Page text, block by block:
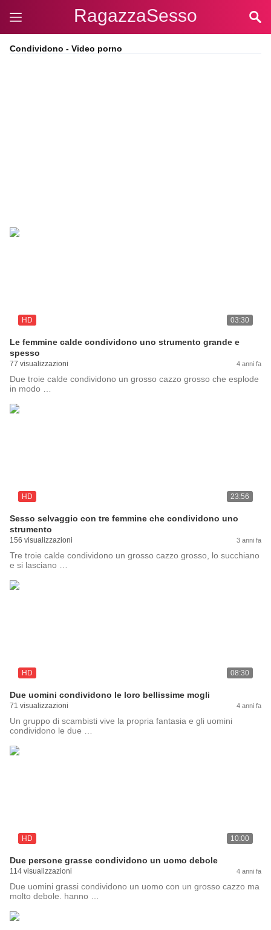
RagazzaSesso
Condividono - Video porno
HD 03:30
Le femmine calde condividono uno strumento grande e
spesso
77 visualizzazioni 4 anni fa
Due troie calde condividono un grosso cazzo grosso che esplode
in modo …
HD 23:56
Sesso selvaggio con tre femmine che condividono uno
strumento
156 visualizzazioni 3 anni fa
Tre troie calde condividono un grosso cazzo grosso, lo succhiano
e si lasciano …
HD 08:30
Due uomini condividono le loro bellissime mogli
71 visualizzazioni 4 anni fa
Un gruppo di scambisti vive la propria fantasia e gli uomini
condividono le due …
HD 10:00
Due persone grasse condividono un uomo debole
114 visualizzazioni 4 anni fa
Due uomini grassi condividono un uomo con un grosso cazzo ma
molto debole. hanno …